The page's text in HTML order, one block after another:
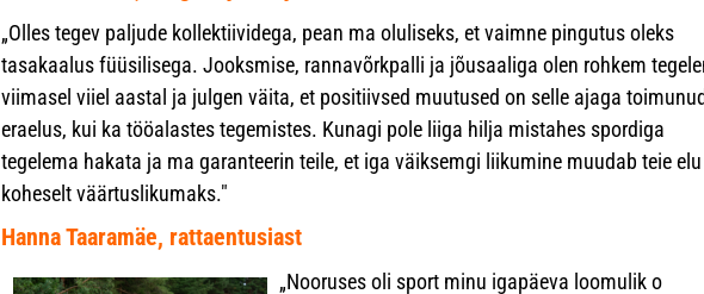
„Olles tegev paljude kollektiividega, pean ma oluliseks, et vaimne pingutus oleks
tasakaalus füüsilisega. Jooksmise, rannavõrkpalli ja jõusaaliga olen rohkem
viimasel viiel aastal ja julgen väita, et positiivsed muutused on selle ajaga
eraelus, kui ka tööalastes tegemistes. Kunagi pole liiga hilja mistahes spordiga
tegelema hakata ja ma garanteerin teile, et iga väiksemgi liikumine muudab teie elu
koheselt väärtuslikumaks."
Hanna Taaramäe, rattaentusiast
„Nooruses oli sport minu igapäeva loomulik o